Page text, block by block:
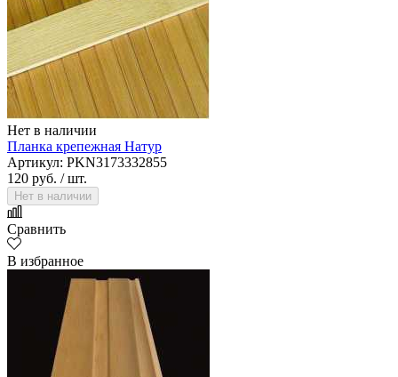
Нет в наличии
Планка крепежная Натур
Артикул: PKN3173332855
120 руб. / шт.
Нет в наличии
Сравнить
В избранное